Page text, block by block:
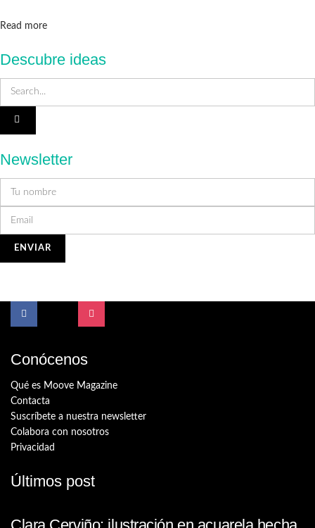
Read moreDetails
Descubre ideas
Newsletter
Conócenos
Qué es Moove Magazine
Contacta
Suscríbete a nuestra newsletter
Colabora con nosotros
Privacidad
Últimos post